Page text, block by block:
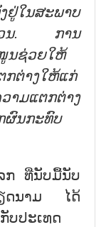
ຢູ່ໃນສະພາບ
ເວນ. ການ
ນຊ່ວຍໃຫ້
ກຕ່າງໃຫ້ແກ່
າມແຕກຕ່າງ
ຜົນກະທົບ
ກ ທີ່ນັບມື້ນັບ
ຽດນາມ ໄດ້
ບປະເທດ